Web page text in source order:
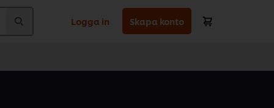
Logga in Skapa konto